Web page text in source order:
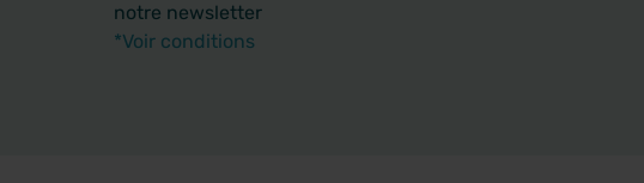
notre newsletter
*Voir conditions